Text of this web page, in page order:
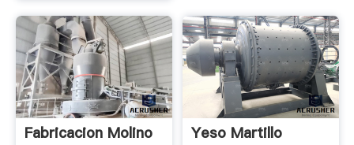
Fabricacion Molino
Yeso Martillo